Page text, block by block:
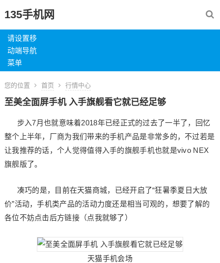
135手机网
请设置移
动端导航
菜单
您的位置 首页 行情中心
至美全面屏手机 入手旗舰看它就已经足够
步入7月也就意味着2018年已经正式的过去了一半了，回忆
整个上半年，厂商为我们带来的手机产品是非常多的，不过若是
让我推荐的话，个人觉得值得入手的旗舰手机也就是vivo NEX
旗舰版了。
凑巧的是，目前在天猫商城，已经开启了“狂暑季夏日大放
价”活动，手机类产品的活动力度还是相当可观的，想要了解的
各位不妨点击后方链接（点我就够了）
天猫手机会场